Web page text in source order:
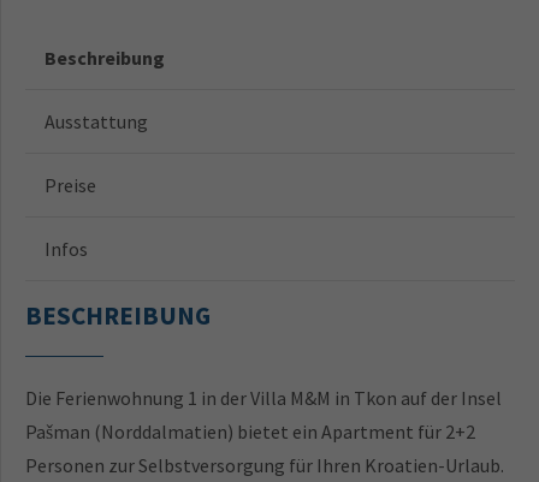
Beschreibung
Ausstattung
Preise
Infos
BESCHREIBUNG
Die Ferienwohnung 1 in der Villa M&M in Tkon auf der Insel
Pašman (Norddalmatien) bietet ein Apartment für 2+2
Personen zur Selbstversorgung für Ihren Kroatien-Urlaub.